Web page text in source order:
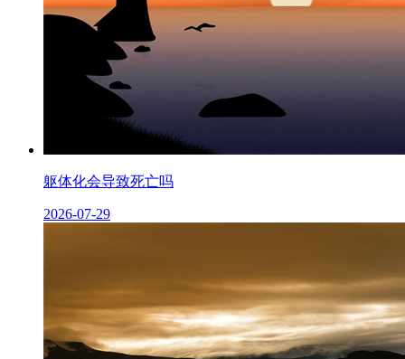
躯体化会导致死亡吗
2026-07-29